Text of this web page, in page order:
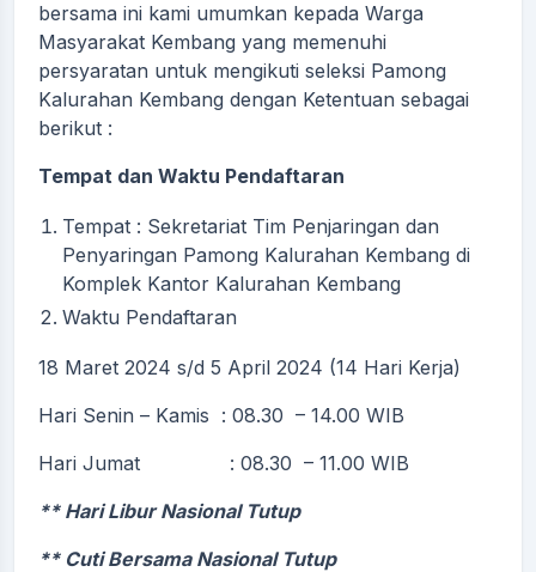
bersama ini kami umumkan kepada Warga
Masyarakat Kembang yang memenuhi
persyaratan untuk mengikuti seleksi Pamong
Kalurahan Kembang dengan Ketentuan sebagai
berikut :
Tempat dan Waktu Pendaftaran
Tempat : Sekretariat Tim Penjaringan dan
Penyaringan Pamong Kalurahan Kembang di
Komplek Kantor Kalurahan Kembang
Waktu Pendaftaran
18 Maret 2024 s/d 5 April 2024 (14 Hari Kerja)
Hari Senin – Kamis : 08.30 – 14.00 WIB
Hari Jumat : 08.30 – 11.00 WIB
** Hari Libur Nasional Tutup
** Cuti Bersama Nasional Tutup